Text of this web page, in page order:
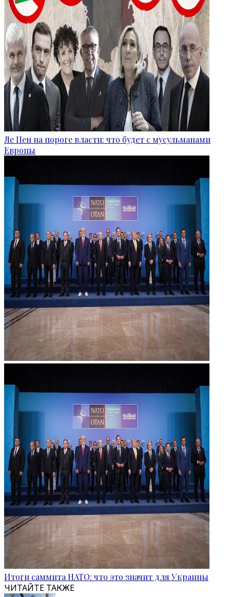
Ле Пен на пороге власти: что будет с мусульманами
Европы
Итоги саммита НАТО: что это значит для Украины
ЧИТАЙТЕ ТАКЖЕ